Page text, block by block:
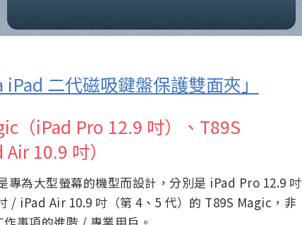
二代磁吸鍵盤保護雙面夾」
（iPad Pro 12.9 吋）、T89S
10.9 吋）
專為大型螢幕的機型而設計，分別是 iPad Pro 12.9 吋
/ iPad Air 10.9 吋（第 4、5 代）的 T89S Magic，非